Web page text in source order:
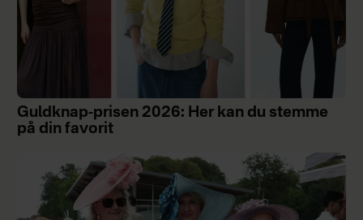
Guldknap-prisen 2026: Her kan du stemme
på din favorit